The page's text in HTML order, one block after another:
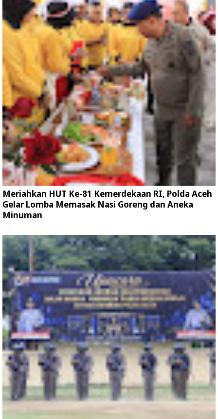
Meriahkan HUT Ke-81 Kemerdekaan RI, Polda Aceh
Gelar Lomba Memasak Nasi Goreng dan Aneka
Minuman